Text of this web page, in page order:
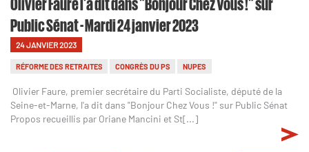
Public Sénat - Mardi 24 janvier 2023
24 JANVIER 2023
RÉFORME DES RETRAITES CONGRÈS DU PS NUPES
Olivier Faure, premier secrétaire du Parti Socialiste, député de la
Seine-et-Marne, l'a dit dans "Bonjour Chez Vous !" sur Public Sénat
Propos recueillis par Oriane Mancini et St[...]